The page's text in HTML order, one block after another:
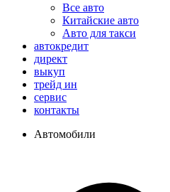
Все авто
Китайские авто
Авто для такси
автокредит
директ
выкуп
трейд ин
сервис
контакты
Автомобили